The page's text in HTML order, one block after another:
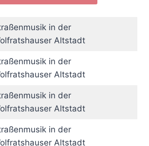
in der
Altstadt
in der
Altstadt
in der
Altstadt
in der
Altstadt